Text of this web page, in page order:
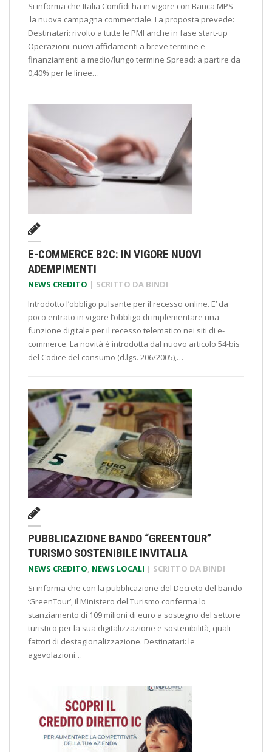
Si informa che Italia Comfidi ha in vigore con Banca MPS
la nuova campagna commerciale. La proposta prevede:
Destinatari: rivolto a tutte le PMI anche in fase start-up
Operazioni: nuovi affidamenti a breve termine e
finanziamenti a medio/lungo termine Spread: a partire da
0,40% per le linee…
E-COMMERCE B2C: IN VIGORE NUOVI
ADEMPIMENTI
NEWS CREDITO | SCRITTO DA BINDI
Introdotto l’obbligo pulsante per il recesso online. E’ da
poco entrato in vigore l’obbligo di implementare una
funzione digitale per il recesso telematico nei siti di e-
commerce. La novità è introdotta dal nuovo articolo 54-bis
del Codice del consumo (d.lgs. 206/2005),…
PUBBLICAZIONE BANDO “GREENTOUR”
TURISMO SOSTENIBILE INVITALIA
NEWS CREDITO, NEWS LOCALI | SCRITTO DA BINDI
Si informa che con la pubblicazione del Decreto del bando
‘GreenTour’, il Ministero del Turismo conferma lo
stanziamento di 109 milioni di euro a sostegno del settore
turistico per la sua digitalizzazione e sostenibilità, quali
fattori di destagionalizzazione. Destinatari: le
agevolazioni…